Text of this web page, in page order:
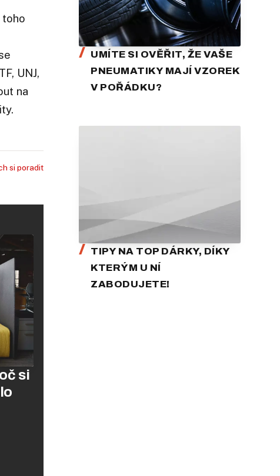
toho
UNJ,
na
si poradit
si
UMÍTE SI OVĚŘIT, ŽE VAŠE
PNEUMATIKY MAJÍ VZOREK
V POŘÁDKU?
TIPY NA TOP DÁRKY, DÍKY
KTERÝM U NÍ
ZABODUJETE!